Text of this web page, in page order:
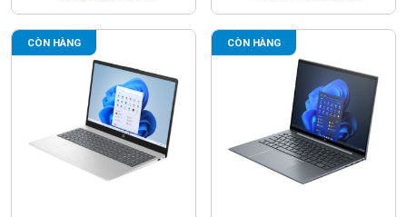
CÒN HÀNG CÒN HÀNG